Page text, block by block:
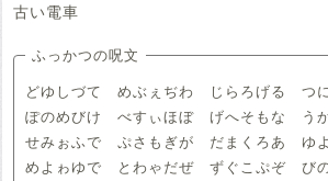
古い電車
ふっかつの呪文
どゆしづて めぶぇぢわ じらろげる つ
ぽのめびけ べすぃほぼ げへそもな う
せみぉふで ぷさもぎが だまくろあ ゆ
めよゎゆで とわゃだぜ ずぐこぷぞ び